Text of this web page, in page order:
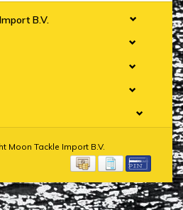
B.V.
Moon Tackle Import B.V.